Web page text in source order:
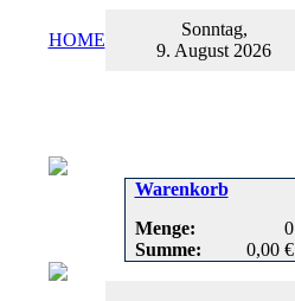
HOME
Sonntag,
9. August 2026
Warenkorb
Menge:
0
Summe:
0,00 €